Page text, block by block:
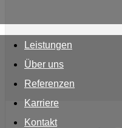
Leistungen
Über uns
Referenzen
Karriere
Kontakt